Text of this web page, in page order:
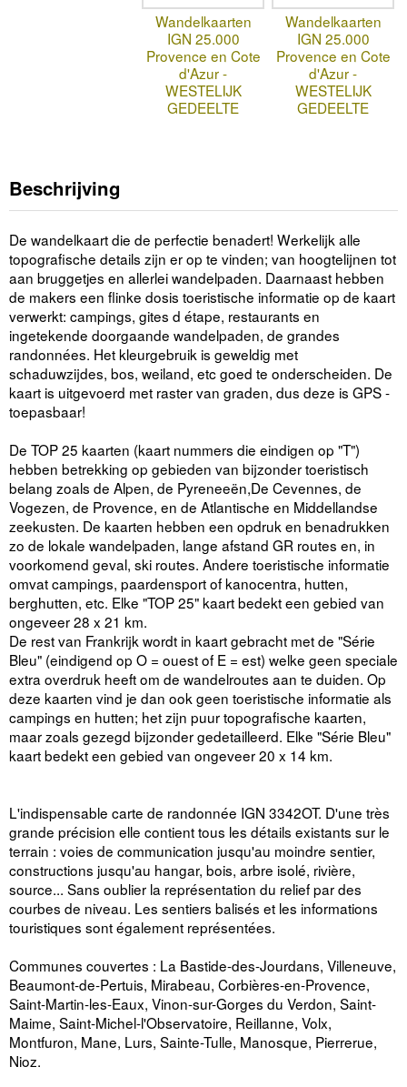
Wandelkaarten
IGN 25.000
Provence en Cote
d'Azur -
WESTELIJK
GEDEELTE
Wandelkaarten
IGN 25.000
Provence en Cote
d'Azur -
WESTELIJK
GEDEELTE
Beschrijving
De wandelkaart die de perfectie benadert! Werkelijk alle
topografische details zijn er op te vinden; van hoogtelijnen tot
aan bruggetjes en allerlei wandelpaden. Daarnaast hebben
de makers een flinke dosis toeristische informatie op de kaart
verwerkt: campings, gites d étape, restaurants en
ingetekende doorgaande wandelpaden, de grandes
randonnées. Het kleurgebruik is geweldig met
schaduwzijdes, bos, weiland, etc goed te onderscheiden. De
kaart is uitgevoerd met raster van graden, dus deze is GPS -
toepasbaar!
De TOP 25 kaarten (kaart nummers die eindigen op "T")
hebben betrekking op gebieden van bijzonder toeristisch
belang zoals de Alpen, de Pyreneeën,De Cevennes, de
Vogezen, de Provence, en de Atlantische en Middellandse
zeekusten. De kaarten hebben een opdruk en benadrukken
zo de lokale wandelpaden, lange afstand GR routes en, in
voorkomend geval, ski routes. Andere toeristische informatie
omvat campings, paardensport of kanocentra, hutten,
berghutten, etc. Elke "TOP 25" kaart bedekt een gebied van
ongeveer 28 x 21 km.
De rest van Frankrijk wordt in kaart gebracht met de "Série
Bleu" (eindigend op O = ouest of E = est) welke geen speciale
extra overdruk heeft om de wandelroutes aan te duiden. Op
deze kaarten vind je dan ook geen toeristische informatie als
campings en hutten; het zijn puur topografische kaarten,
maar zoals gezegd bijzonder gedetailleerd. Elke "Série Bleu"
kaart bedekt een gebied van ongeveer 20 x 14 km.
L'indispensable carte de randonnée IGN 3342OT. D'une très
grande précision elle contient tous les détails existants sur le
terrain : voies de communication jusqu'au moindre sentier,
constructions jusqu'au hangar, bois, arbre isolé, rivière,
source... Sans oublier la représentation du relief par des
courbes de niveau. Les sentiers balisés et les informations
touristiques sont également représentées.
Communes couvertes : La Bastide-des-Jourdans, Villeneuve,
Beaumont-de-Pertuis, Mirabeau, Corbières-en-Provence,
Saint-Martin-les-Eaux, Vinon-sur-Gorges du Verdon, Saint-
Maime, Saint-Michel-l'Observatoire, Reillanne, Volx,
Montfuron, Mane, Lurs, Sainte-Tulle, Manosque, Pierrerue,
Nioz.